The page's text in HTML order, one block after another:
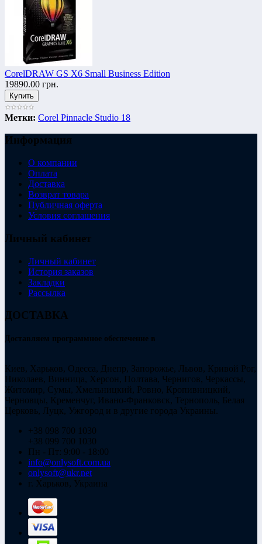
CorelDRAW GS X6 Small Business Edition
19890.00 грн.
Метки: Corel Pinnacle Studio 18
Информация
О компании
Оплата
Доставка
Возврат товара
Публичная оферта
Условия соглашения
Личный кабинет
Личный кабинет
История заказов
Закладки
Рассылка
ДОСТАВКА
Доставляем программное обеспечение в
Киев, Харьков, Одесса, Днепр, Запорожье, Львов, Кривой Рог,
Николаев, Винница, Херсон, Полтава, Чернигов, Черкассы,
Житомир, Сумы, Хмельницкий, Ровно, Кропивницкий,
Черновцы, Кременчуг, Ивано-Франковск, Тернополь, Белая
Церковь, Луцк, Ужгород и в другие города Украины.
+38 098 700 1030
+38 099 700 1030
Пн - Пт: 9:00 - 18:00
info@onlysoft.com.ua
onlysoft@ukr.net
г. Харьков, Украина